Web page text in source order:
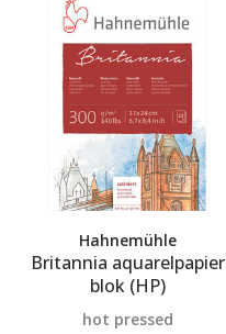
Hahnemühle
Britannia aquarelpapier
blok (HP)
hot pressed